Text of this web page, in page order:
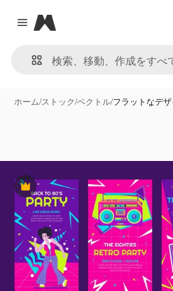
Close menu
Magnific
ホーム/ストック/ベクトル/フラットなデ
Premium